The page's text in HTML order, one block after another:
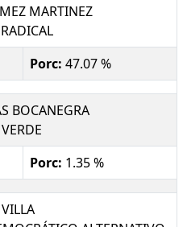
MARTINEZ
Porc: 47.07 %
BOCANEGRA
Porc: 1.35 %